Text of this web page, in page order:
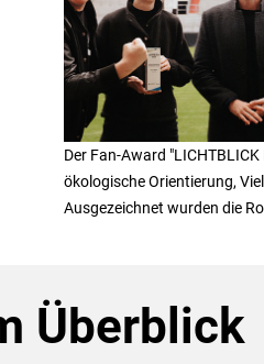
Der Fan-Award
ökologische Orientierung,
Ausgezeichnet wurden die
Überblick